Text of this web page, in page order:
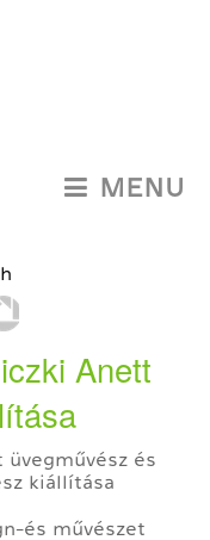
MENU
Anett
és
kiállítása
és művészet